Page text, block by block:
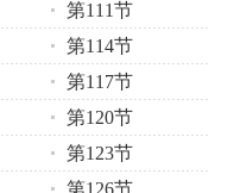
第111节
第114节
第117节
第120节
第123节
第126节